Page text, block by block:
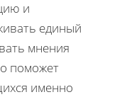
и
единый
мнения
поможет
именно